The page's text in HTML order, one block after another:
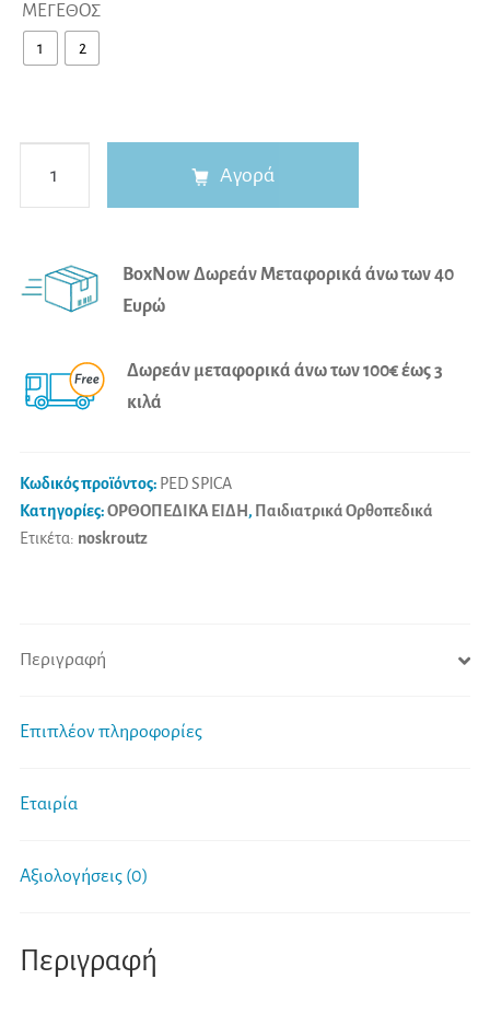
ΜΕΓΕΘΟΣ
1 2
Ελαστικός
Αντίχειρα
SPICA"
ποσότητα
Αγορά
t
n
a
i
v
e
BoxNow Δωρεάν Μεταφορικά άνω των 40
Ευρώ
Δωρεάν μεταφορικά άνω των 100€ έως 3
κιλά
Κωδικός προϊόντος: PED SPICA
Κατηγορίες:ΟΡΘΟΠΕΔΙΚΑ ΕΙΔΗ, Παιδιατρικά Ορθοπεδικά
Ετικέτα: noskroutz
Περιγραφή
Επιπλέον πληροφορίες
Εταιρία
Αξιολογήσεις (0)
Περιγραφή